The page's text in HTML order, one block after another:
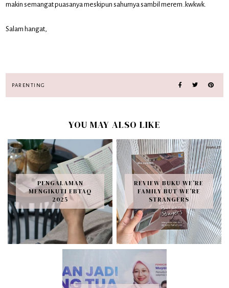
makin semangat puasanya meskipun sahurnya sambil merem..kwkwk.
Salam hangat,
PARENTING
YOU MAY ALSO LIKE
PENGALAMAN
MENGIKUTI EBTAQ
2025
REVIEW BUKU WE’RE
FAMILY BUT WE’RE
STRANGERS